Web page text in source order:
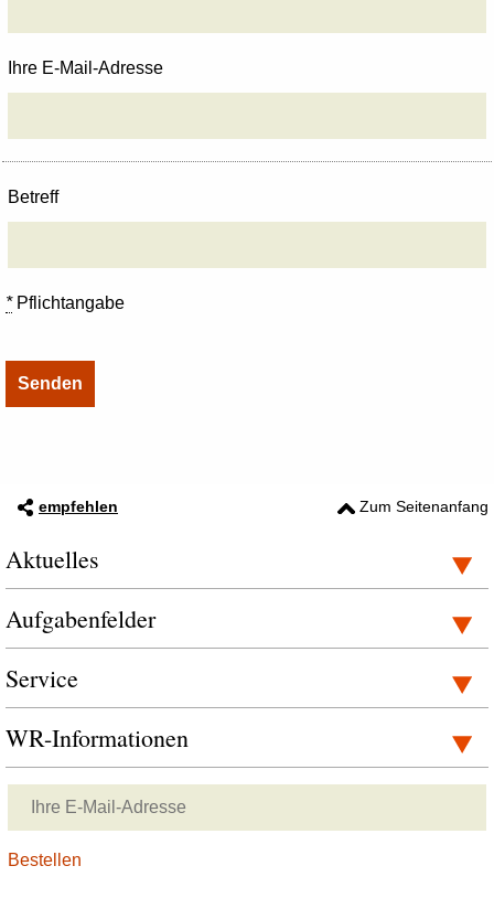
Ihre E-Mail-Adresse
Betreff
*Pflichtangabe
empfehlen Zum Seitenanfang
Aktuelles
Aufgabenfelder
Service
WR-Informationen